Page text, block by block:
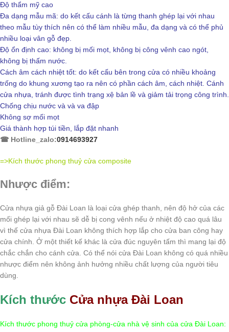
Độ thẩm mỹ cao
Đa dạng mẫu mã: do kết cấu cánh là từng thanh ghép lại với nhau
theo mẫu tùy thích nên có thể làm nhiều mẫu, đa dạng và có thể phủ
nhiều loại vân gỗ đẹp.
Độ ổn định cao: không bị mối mọt, không bị công vênh cao ngót,
không bị thấm nước.
Cách âm cách nhiệt tốt: do kết cấu bên trong cửa có nhiều khoảng
trống do khung xương tạo ra nên có phần cách âm, cách nhiệt. Cánh
cửa nhựa, tránh được tình trạng xệ bản lề và giảm tải trọng công trình.
Chống chịu nước và và va đập
Không sợ mối mọt
Giá thành hợp túi tiền, lắp đặt nhanh
☎ Hotline_zalo:0914693927
=>Kích thước phong thuỷ cửa composite
Nhược điểm:
Cửa nhựa giả gỗ Đài Loan là loại cửa ghép thanh, nên độ hở của các
mối ghép lại với nhau sẽ dễ bị cong vênh nếu ở nhiệt độ cao quá lâu
vì thế cửa nhựa Đài Loan không thích hợp lắp cho cửa ban công hay
cửa chính. Ở một thiết kế khác là cửa đúc nguyên tấm thì mang lại độ
chắc chắn cho cánh cửa. Có thể nói cửa Đài Loan không có quá nhiều
nhược điểm nên không ảnh hưởng nhiều chất lượng của người tiêu
dùng.
Kích thước Cửa nhựa Đài Loan
Kích thước phong thuỷ cửa phòng-cửa nhà vệ sinh của cửa Đài Loan: